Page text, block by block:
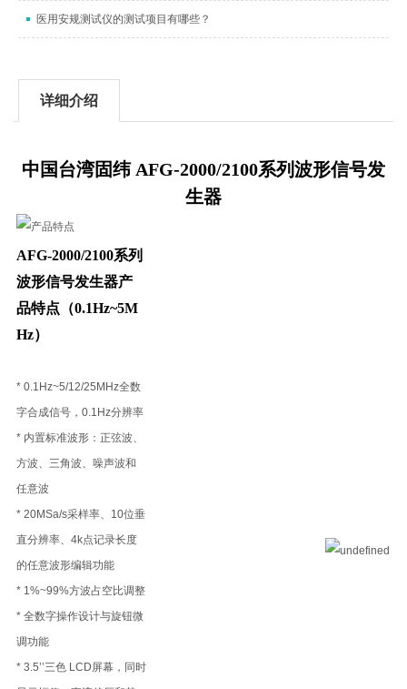
医用安规测试仪的测试项目有哪些？
详细介绍
中国台湾固纬 AFG-2000/2100系列波形信号发
生器
AFG-2000/2100系列
波形信号发生器产
品特点（0.1Hz~5M
Hz）
* 0.1Hz~5/12/25MHz全数
字合成信号，0.1Hz分辨率
* 内置标准波形：正弦波、
方波、三角波、噪声波和
任意波
* 20MSa/s采样率、10位垂
直分辨率、4k点记录长度
的任意波形编辑功能
* 1%~99%方波占空比调整
* 全数字操作设计与旋钮微
调功能
* 3.5’’三色 LCD屏幕，同时